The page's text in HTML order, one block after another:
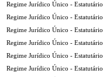
Regime Jurídico Único - Estatutário
Regime Jurídico Único - Estatutário
Regime Jurídico Único - Estatutário
Regime Jurídico Único - Estatutário
Regime Jurídico Único - Estatutário
Regime Jurídico Único - Estatutário